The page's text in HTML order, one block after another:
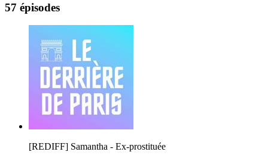
57 épisodes
[REDIFF] Samantha - Ex-prostituée